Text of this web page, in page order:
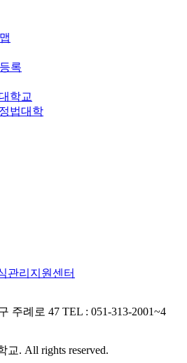
록
학교
법대학
관리지원센터
주례로 47 TEL : 051-313-2001~4
. All rights reserved.